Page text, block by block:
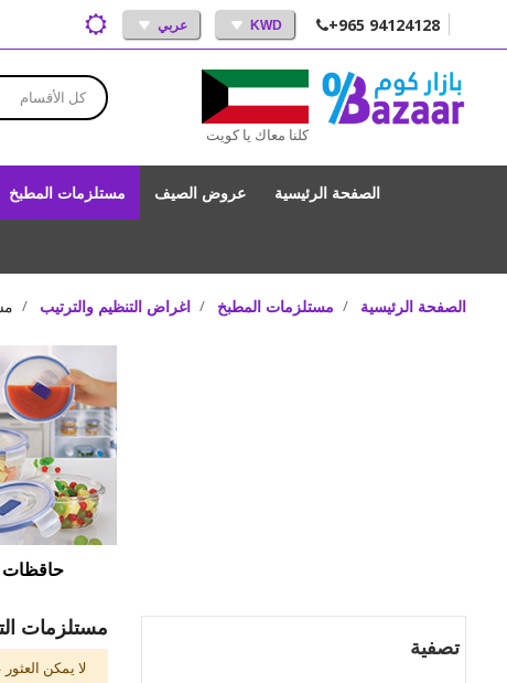
+965 94124128
KWD عربي
كلنا معاك يا كويت
كل الأقسام
الصفحة الرئيسية عروض الصيف مستلزمات المطبخ
الصفحة الرئيسية مستلزمات المطبخ اغراض التنظيم والترتيب
حاقظات
مستلزمات
لا يمكن
تصفية